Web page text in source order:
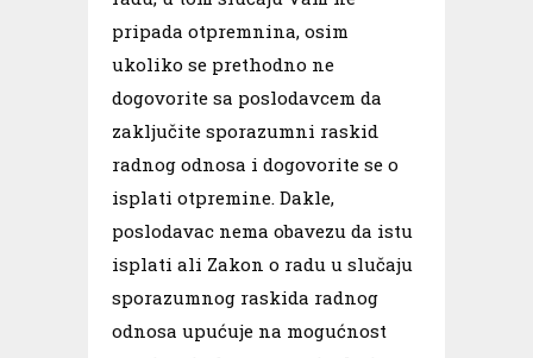
pripada otpremnina, osim
ukoliko se prethodno ne
dogovorite sa poslodavcem da
zaključite sporazumni raskid
radnog odnosa i dogovorite se o
isplati otpremine. Dakle,
poslodavac nema obavezu da istu
isplati ali Zakon o radu u slučaju
sporazumnog raskida radnog
odnosa upućuje na mogućnost